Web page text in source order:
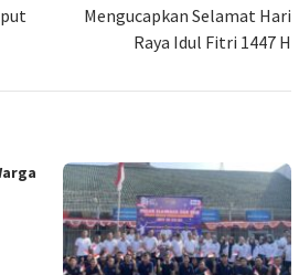
Mengucapkan Selamat Hari
Raya Idul Fitri 1447 H